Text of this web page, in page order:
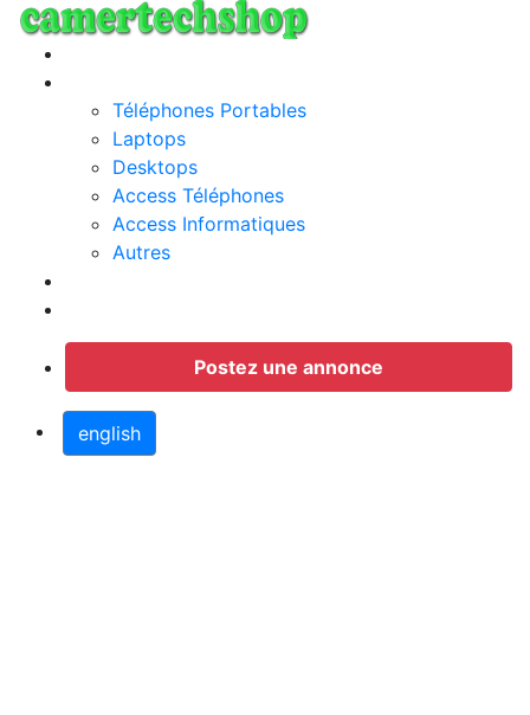
Téléphones Portables
Laptops
Desktops
Access Téléphones
Access Informatiques
Autres
Postez une annonce
english